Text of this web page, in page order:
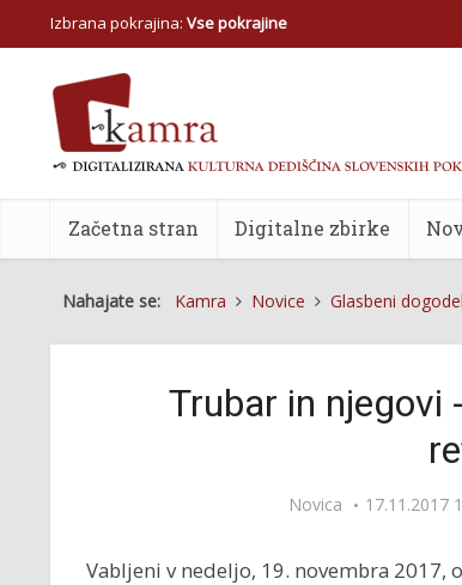
Izbrana pokrajina: Vse pokrajine
Začetna stran Digitalne zbirke
Nahajate se: Kamra Novice Glasbeni
Trubar in njegovi
Novica 17.11.2017
Vabljeni v nedeljo, 19. novembra 2017,